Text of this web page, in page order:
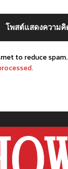
to reduce spam.